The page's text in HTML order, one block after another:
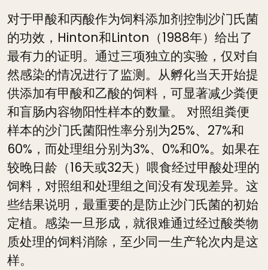
对于甲酸和丙酸作为饲料添加剂控制沙门氏菌
的功效，Hinton和Linton（1988年）给出了
最有力的证明。通过三项独立的实验，仅对自
然感染的情况进行了监测。从孵化当天开始提
供添加有甲酸和乙酸的饲料，可显著减少粪便
和盲肠内容物阳性样本的数量。 对照组粪便
样本的沙门氏菌阳性率分别为25%、27%和
60%，而处理组分别为3%、0%和0%。如果在
较晚日龄（16天或32天）喂食经过甲酸处理的
饲料，对照组和处理组之间没有发现差异。这
些结果说明，最重要的是防止沙门氏菌的初始
定植。感染一旦形成，就很难通过经过酸类物
质处理的饲料消除，至少同一生产轮次内是这
样。